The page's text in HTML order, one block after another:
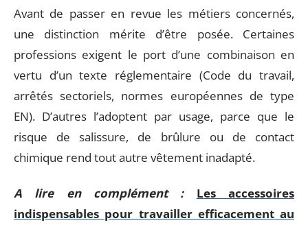
Avant de passer en revue les métiers concernés,
une distinction mérite d’être posée. Certaines
professions exigent le port d’une combinaison en
vertu d’un texte réglementaire (Code du travail,
arrêtés sectoriels, normes européennes de type
EN). D’autres l’adoptent par usage, parce que le
risque de salissure, de brûlure ou de contact
chimique rend tout autre vêtement inadapté.
A lire en complément :
Les accessoires
indispensables pour travailler efficacement au